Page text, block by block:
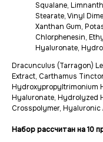
Squalane,
Stearate, Vinyl
Xanthan Gum,
Chlorphenesin,
Hyaluronate,
Dracunculus (Tarragon)
Extract, Carthamus
Hydroxypropyltrimonium
Hyaluronate, Hydrolyzed
Crosspolymer,
Набор рассчитан на 10